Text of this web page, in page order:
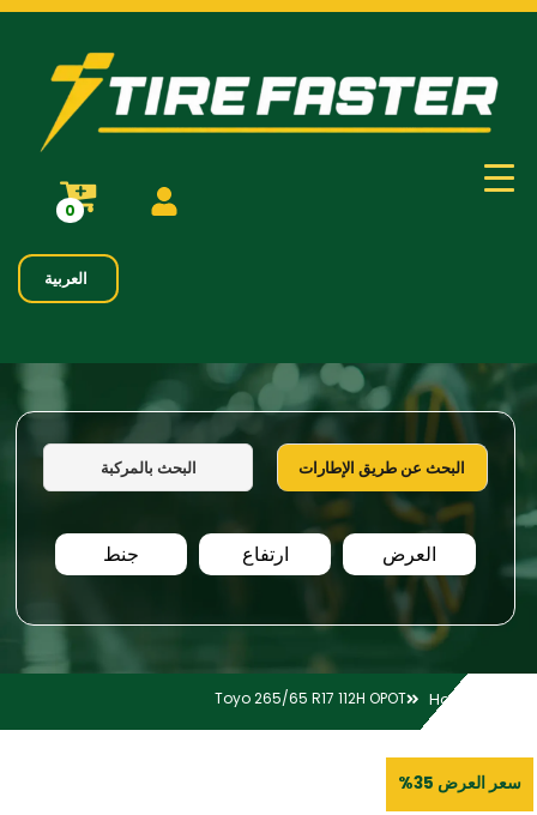
0
العربية
البحث عن طريق الإطارات البحث بالمركبة
العرض ارتفاع جنط
Home
Toyo 265/65 R17 112H OPOT
سعر العرض 35%